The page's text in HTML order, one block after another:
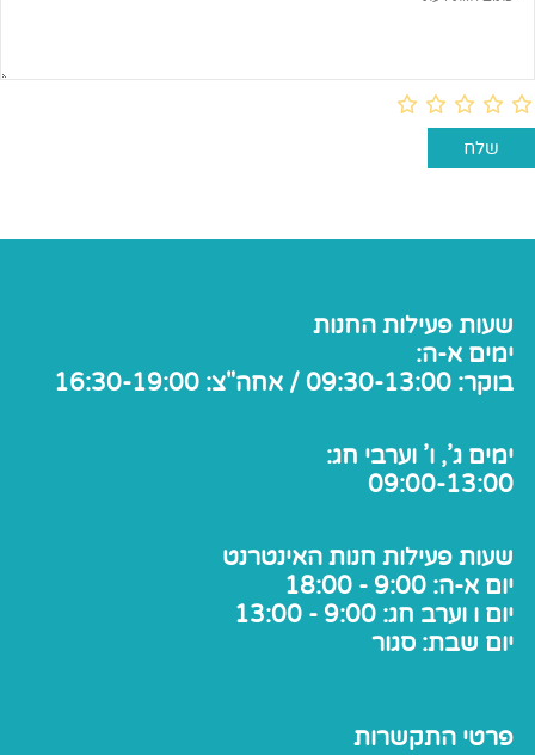
שעות פעילות החנות
ימים א-ה:
בוקר: 09:30-13:00 / אחה"צ: 16:30-19:00
ימים ג', ו' וערבי חג:
09:00-13:00
שעות פעילות חנות האינטרנט
יום א-ה: 9:00 - 18:00
יום ו וערב חג: 9:00 - 13:00
יום שבת: סגור
פרטי התקשרות